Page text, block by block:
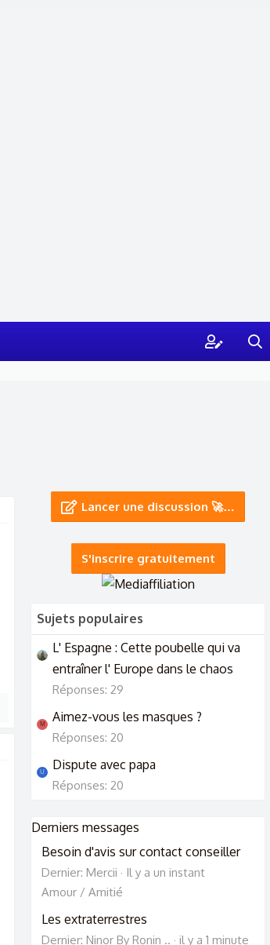
Lancer une discussion 🚀…
S'inscrire gratuitement
Sujets populaires
L' Espagne : Cette poubelle qui va
entraîner l' Europe dans le chaos
Réponses: 29
M Aimez-vous les masques ?
Réponses: 20
U Dispute avec papa
Réponses: 20
Derniers messages
Besoin d'avis sur contact conseiller
Dernier: Mercii
Il y a un instant
Amour / Amitié
Les extraterrestres
Dernier: Ninor By Ronin ..
il y a 1 minute